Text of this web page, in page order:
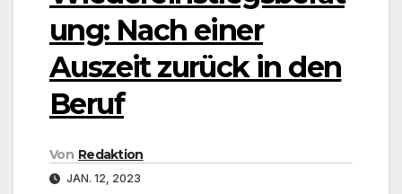
ung: Nach einer
Auszeit zurück in den
Beruf
Von Redaktion
JAN. 12, 2023